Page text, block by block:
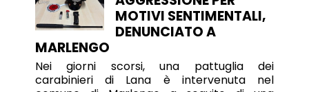
MOTIVI SENTIMENTALI,
DENUNCIATO A
MARLENGO
Nei giorni scorsi, una pattuglia dei
carabinieri di Lana è intervenuta nel